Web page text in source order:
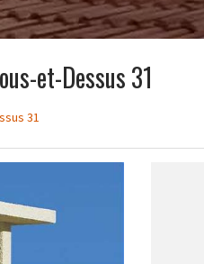
et-Dessus 31
31